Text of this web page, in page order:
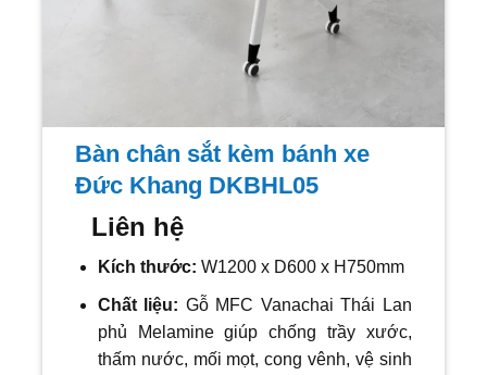
Bàn chân sắt kèm bánh xe
Đức Khang DKBHL05
Liên hệ
Kích thước: W1200 x D600 x H750mm
Chất liệu: Gỗ MFC Vanachai Thái Lan
phủ Melamine giúp chống trầy xước,
thấm nước, mối mọt, cong vênh, vệ sinh